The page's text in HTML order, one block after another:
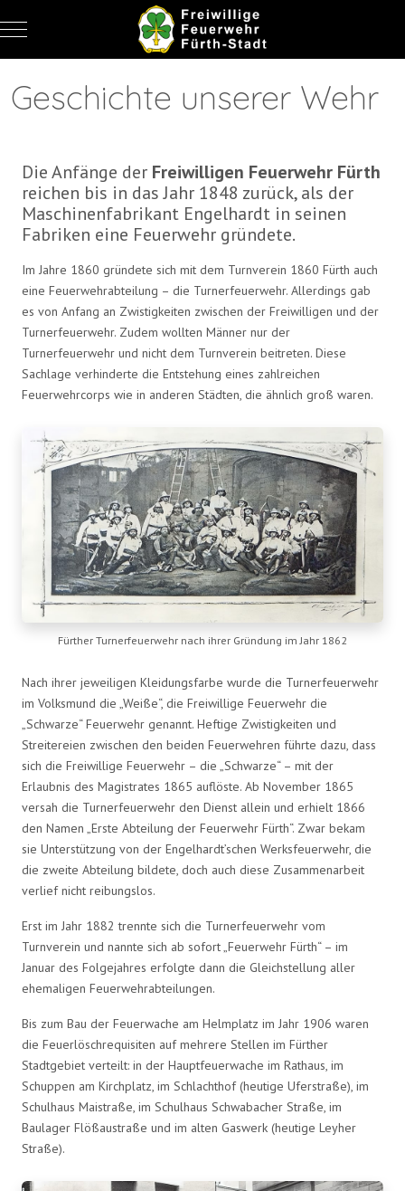
Mobile Menu Toggle
Geschichte unserer Wehr
Die Anfänge der Freiwilligen Feuerwehr Fürth
reichen bis in das Jahr 1848 zurück, als der
Maschinenfabrikant Engelhardt in seinen
Fabriken eine Feuerwehr gründete.
Im Jahre 1860 gründete sich mit dem Turnverein 1860 Fürth auch
eine Feuerwehrabteilung – die Turnerfeuerwehr. Allerdings gab
es von Anfang an Zwistigkeiten zwischen der Freiwilligen und der
Turnerfeuerwehr. Zudem wollten Männer nur der
Turnerfeuerwehr und nicht dem Turnverein beitreten. Diese
Sachlage verhinderte die Entstehung eines zahlreichen
Feuerwehrcorps wie in anderen Städten, die ähnlich groß waren.
Fürther Turnerfeuerwehr nach ihrer Gründung im Jahr 1862
Nach ihrer jeweiligen Kleidungsfarbe wurde die Turnerfeuerwehr
im Volksmund die „Weiße“, die Freiwillige Feuerwehr die
„Schwarze“ Feuerwehr genannt. Heftige Zwistigkeiten und
Streitereien zwischen den beiden Feuerwehren führte dazu, dass
sich die Freiwillige Feuerwehr – die „Schwarze“ – mit der
Erlaubnis des Magistrates 1865 auflöste. Ab November 1865
versah die Turnerfeuerwehr den Dienst allein und erhielt 1866
den Namen „Erste Abteilung der Feuerwehr Fürth“. Zwar bekam
sie Unterstützung von der Engelhardt’schen Werksfeuerwehr, die
die zweite Abteilung bildete, doch auch diese Zusammenarbeit
verlief nicht reibungslos.
Erst im Jahr 1882 trennte sich die Turnerfeuerwehr vom
Turnverein und nannte sich ab sofort „Feuerwehr Fürth“ – im
Januar des Folgejahres erfolgte dann die Gleichstellung aller
ehemaligen Feuerwehrabteilungen.
Bis zum Bau der Feuerwache am Helmplatz im Jahr 1906 waren
die Feuerlöschrequisiten auf mehrere Stellen im Fürther
Stadtgebiet verteilt: in der Hauptfeuerwache im Rathaus, im
Schuppen am Kirchplatz, im Schlachthof (heutige Uferstraße), im
Schulhaus Maistraße, im Schulhaus Schwabacher Straße, im
Baulager Flößaustraße und im alten Gaswerk (heutige Leyher
Straße).